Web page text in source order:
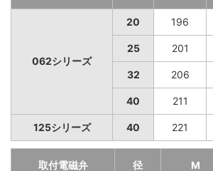
062シリーズ
20 196
25 201
32 206
40 211
125シリーズ 40 221
取付電磁弁 径 M